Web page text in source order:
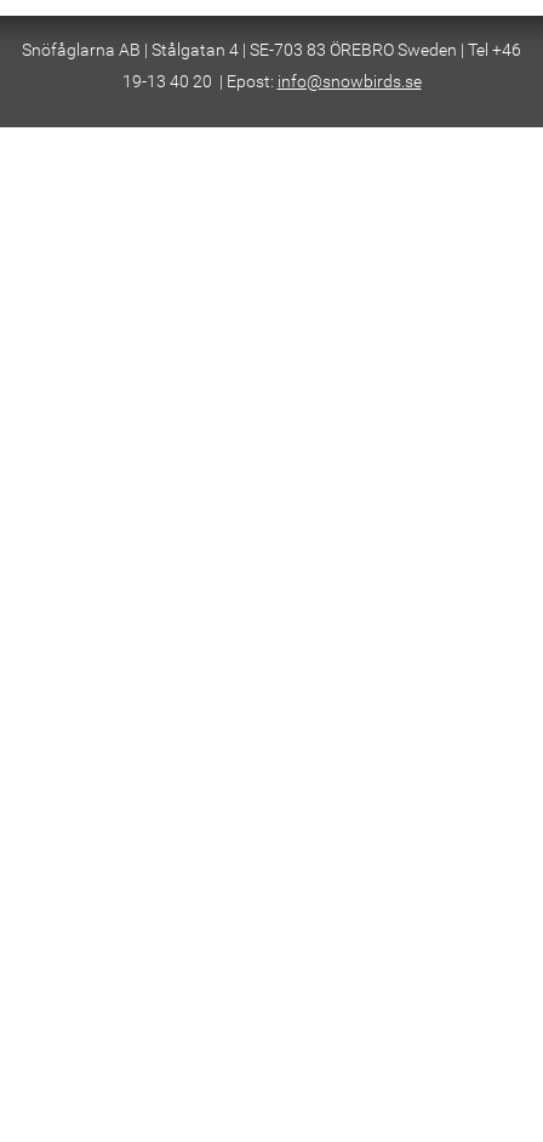
Snöfåglarna AB | Stålgatan 4 | SE-703 83 ÖREBRO Sweden | Tel +46
19-13 40 20 | Epost: info@snowbirds.se